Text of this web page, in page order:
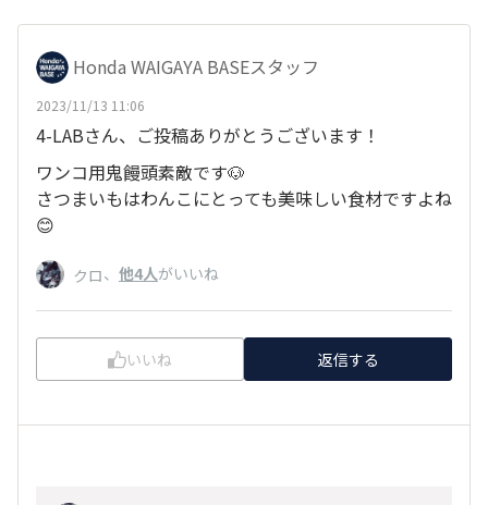
Honda WAIGAYA BASEスタッフ
2023/11/13 11:06
4-LABさん、ご投稿ありがとうございます！
ワンコ用鬼饅頭素敵です🐶
さつまいもはわんこにとっても美味しい食材ですよね
😊
クロ、 他4人がいいね
いいね 返信する